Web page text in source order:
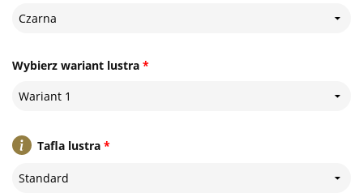
Czarna
*
Wybierz wariant lustra
Wariant 1
*
Tafla lustra
Standard